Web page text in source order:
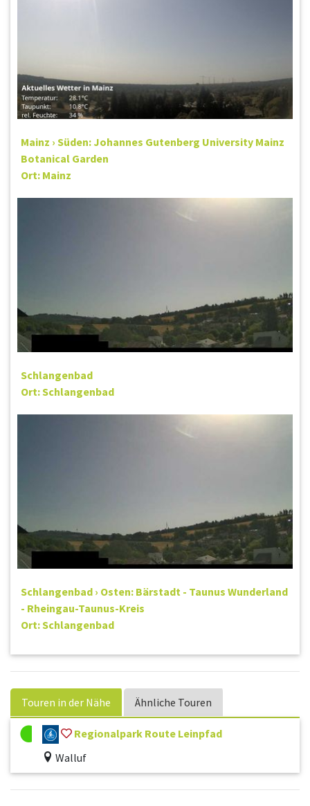
Mainz › Süden: Johannes Gutenberg University Mainz
Botanical Garden
Ort: Mainz
Schlangenbad
Ort: Schlangenbad
Schlangenbad › Osten: Bärstadt - Taunus Wunderland
- Rheingau-Taunus-Kreis
Ort: Schlangenbad
Touren in der Nähe Ähnliche Touren
Regionalpark Route Leinpfad
Walluf